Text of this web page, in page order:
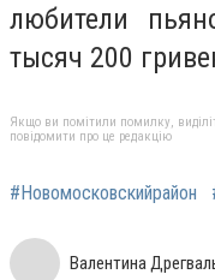
любители
тысяч 200
Якщо ви помітили помилку,
повідомити про це редакцію
#Новомосковскийрайон
Валентина